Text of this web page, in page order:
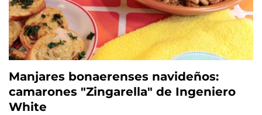
Manjares bonaerenses navideños:
camarones "Zingarella" de Ingeniero
White